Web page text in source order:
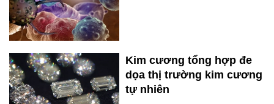
Kim cương tổng hợp đe
dọa thị trường kim cương
tự nhiên